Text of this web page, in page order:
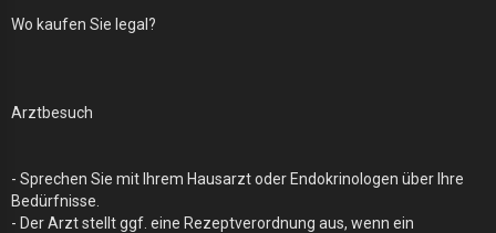
Wo kaufen Sie legal?
Arztbesuch
- Sprechen Sie mit Ihrem Hausarzt oder Endokrinologen über Ihre
Bedürfnisse.
- Der Arzt stellt ggf. eine Rezeptverordnung aus, wenn ein